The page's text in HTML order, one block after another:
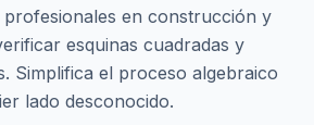
profesionales en construcción y
esquinas cuadradas y
Simplifica el proceso algebraico
lado desconocido.